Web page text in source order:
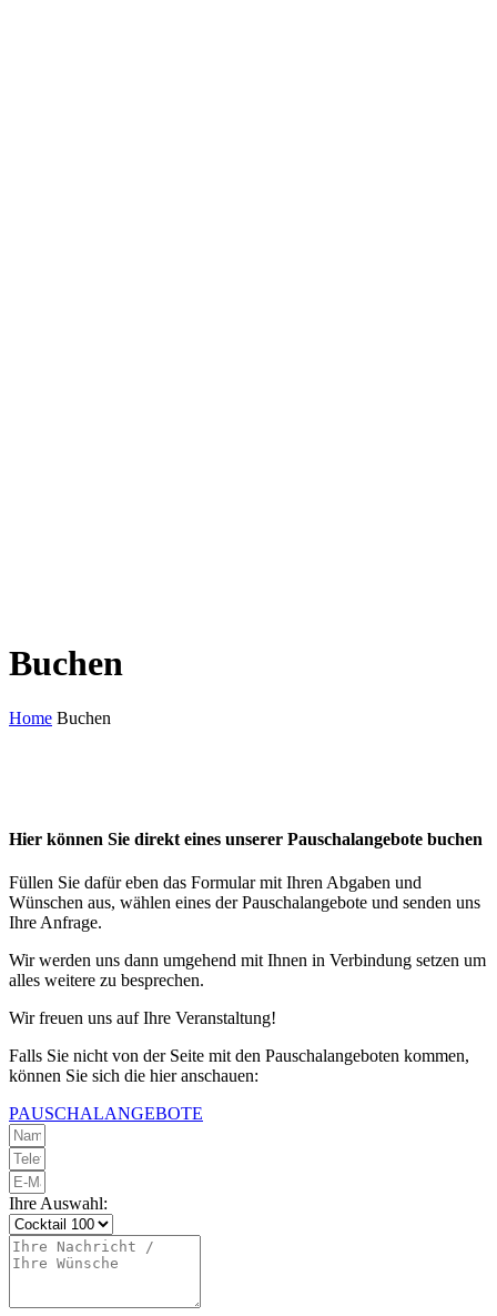
Buchen
Home Buchen
Hier können Sie direkt eines unserer Pauschalangebote buchen
Füllen Sie dafür eben das Formular mit Ihren Abgaben und
Wünschen aus, wählen eines der Pauschalangebote und senden uns
Ihre Anfrage.
Wir werden uns dann umgehend mit Ihnen in Verbindung setzen um
alles weitere zu besprechen.
Wir freuen uns auf Ihre Veranstaltung!
Falls Sie nicht von der Seite mit den Pauschalangeboten kommen,
können Sie sich die hier anschauen:
PAUSCHALANGEBOTE
Ihre Auswahl: